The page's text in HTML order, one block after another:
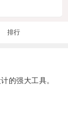
排行
的强大工具。